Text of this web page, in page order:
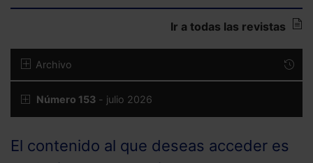
Ir a todas las revistas
Archivo
Número 153 - julio 2026
El contenido al que deseas acceder es